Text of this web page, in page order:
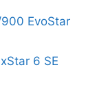
EvoStar
6 SE